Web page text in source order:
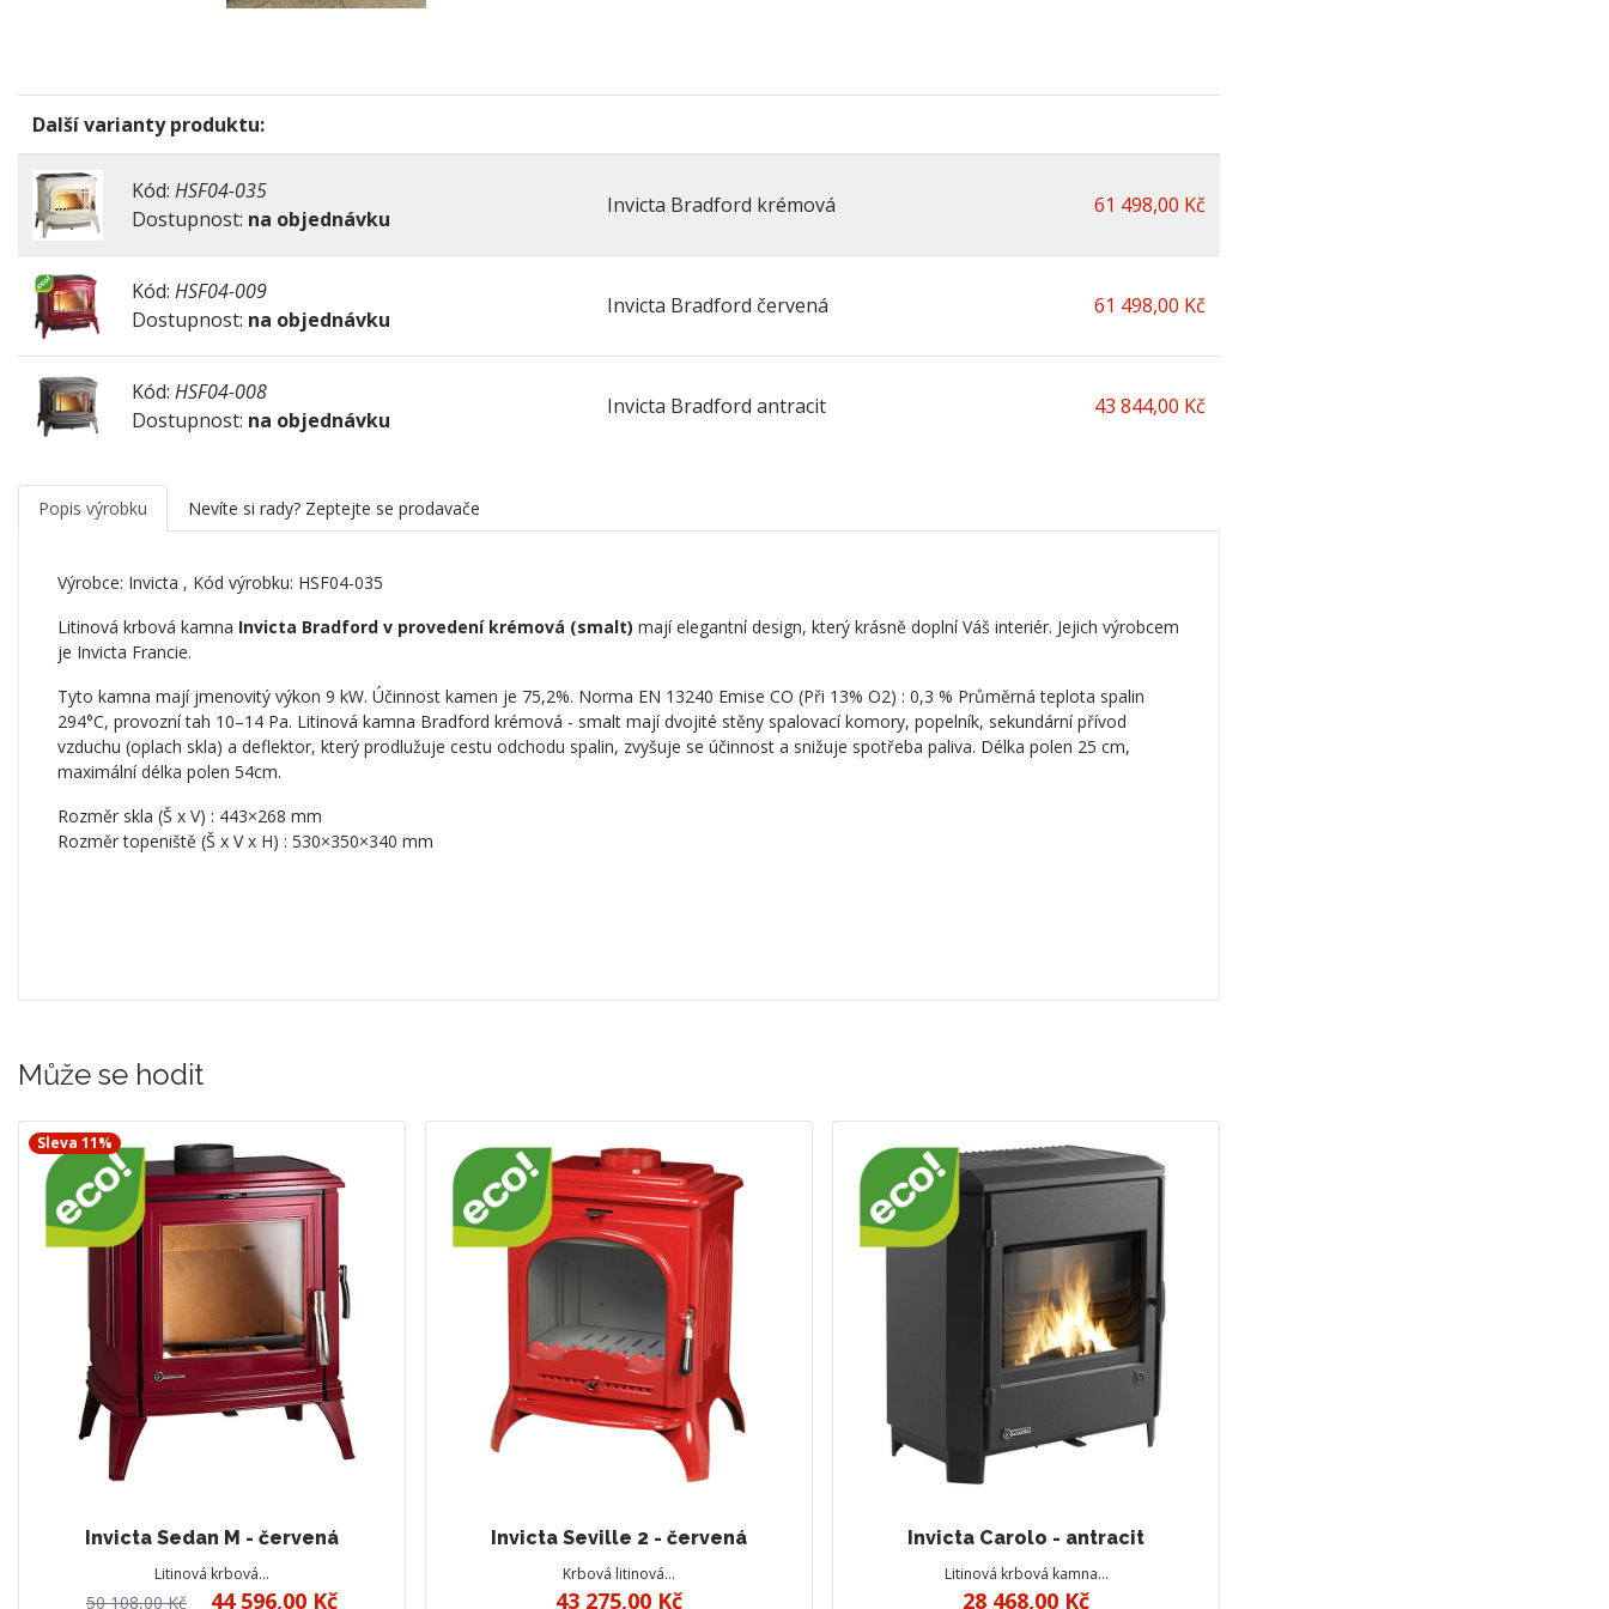
Další varianty produktu:
Kód: HSF04-035
Dostupnost: na objednávku
Invicta Bradford krémová 61 498,00 Kč
Kód: HSF04-009
Dostupnost: na objednávku
Invicta Bradford červená 61 498,00 Kč
Kód: HSF04-008
Dostupnost: na objednávku
Invicta Bradford antracit 43 844,00 Kč
Popis výrobku Nevíte si rady? Zeptejte se prodavače
Výrobce: Invicta , Kód výrobku: HSF04-035
Litinová krbová kamna Invicta Bradford v provedení krémová (smalt) mají elegantní design, který krásně doplní Váš interiér. Jejich výrobcem
je Invicta Francie.
Tyto kamna mají jmenovitý výkon 9 kW. Účinnost kamen je 75,2%. Norma EN 13240 Emise CO (Při 13% O2) : 0,3 % Průměrná teplota spalin
294°C, provozní tah 10–14 Pa. Litinová kamna Bradford krémová - smalt mají dvojité stěny spalovací komory, popelník, sekundární přívod
vzduchu (oplach skla) a deflektor, který prodlužuje cestu odchodu spalin, zvyšuje se účinnost a snižuje spotřeba paliva. Délka polen 25 cm,
maximální délka polen 54cm.
Rozměr skla (Š x V) : 443×268 mm
Rozměr topeniště (Š x V x H) : 530×350×340 mm
Může se hodit
Sleva 11%
Invicta Sedan M - červená
Litinová krbová…
50 108,00 Kč 44 596,00 Kč
Invicta Seville 2 - červená
Krbová litinová…
43 275,00 Kč
Invicta Carolo - antracit
Litinová krbová kamna…
28 468,00 Kč